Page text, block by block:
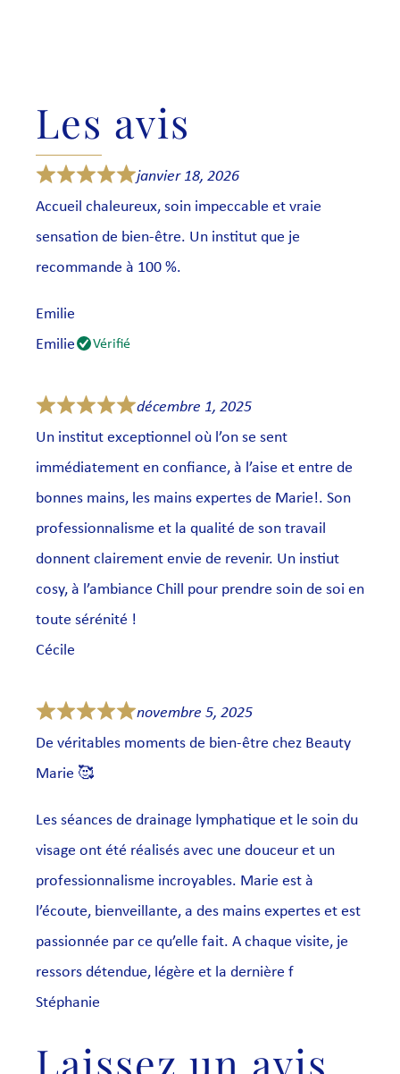
Les avis
janvier 18, 2026
Accueil chaleureux, soin impeccable et vraie
sensation de bien-être. Un institut que je
recommande à 100 %.
Emilie
Emilie
Vérifié
décembre 1, 2025
Un institut exceptionnel où l’on se sent
immédiatement en confiance, à l’aise et entre de
bonnes mains, les mains expertes de Marie!. Son
professionnalisme et la qualité de son travail
donnent clairement envie de revenir. Un instiut
cosy, à l’ambiance Chill pour prendre soin de soi en
toute sérénité !
Cécile
novembre 5, 2025
De véritables moments de bien-être chez Beauty
Marie 🥰
Les séances de drainage lymphatique et le soin du
visage ont été réalisés avec une douceur et un
professionnalisme incroyables. Marie est à
l’écoute, bienveillante, a des mains expertes et est
passionnée par ce qu’elle fait. A chaque visite, je
ressors détendue, légère et la dernière f
Stéphanie
Laissez un avis